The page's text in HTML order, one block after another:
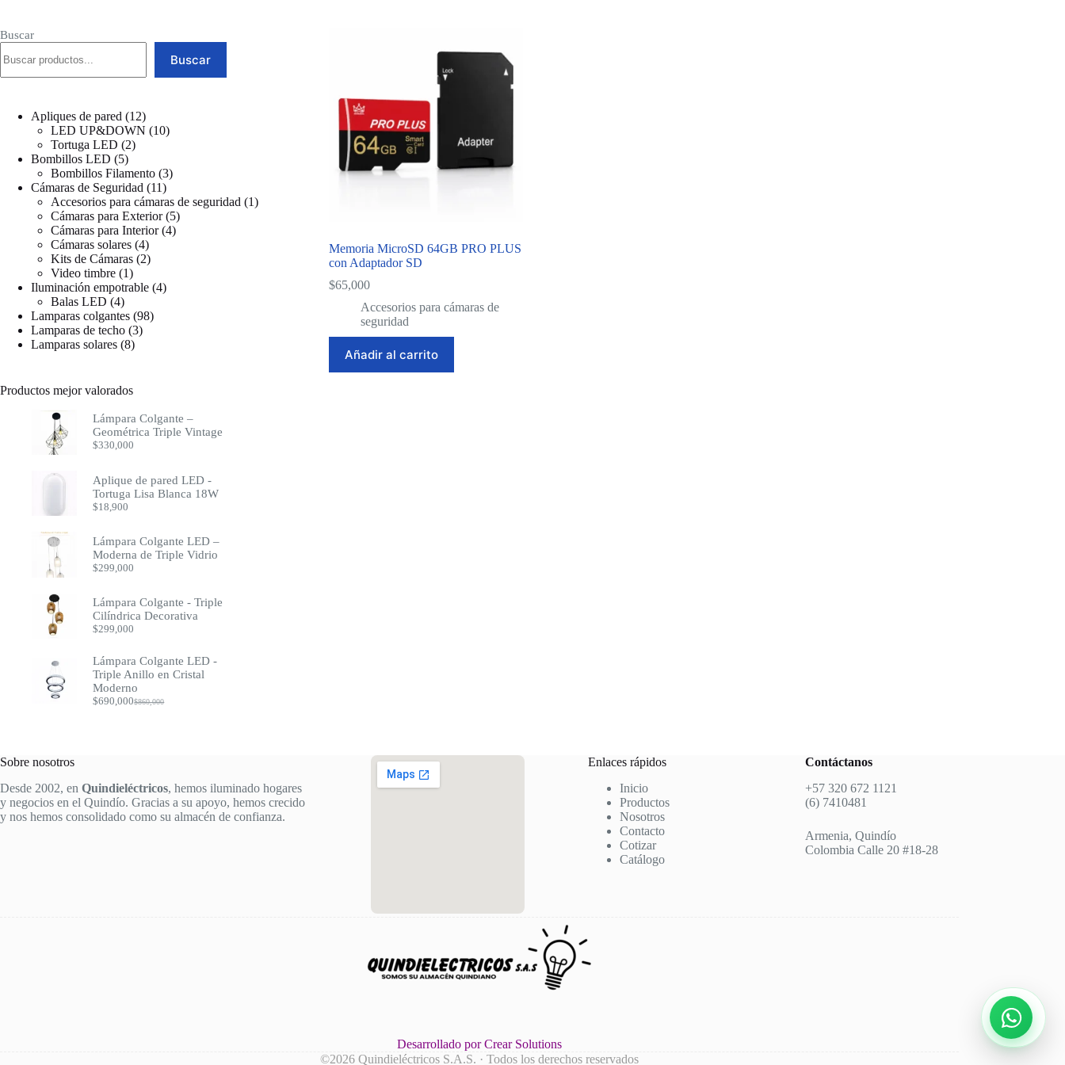
Memoria MicroSD 64GB PRO PLUS
con Adaptador SD
$65,000
Accesorios para cámaras de
seguridad
Añadir al carrito
Buscar
Buscar
Apliques de pared 1212
productos
LED UP&DOWN 1010
Tortuga LED 22
Bombillos LED 55
productos
Bombillos Filamento 33
Cámaras de Seguridad 1111
productos
Accesorios para cámaras de seguridad 11
Cámaras para Exterior 55
productos
Cámaras para Interior 44
Cámaras solares 44
productos
Kits de Cámaras 22
Video timbre 11
producto
Iluminación empotrable 44
Balas LED 44
productos
Lamparas colgantes 9898
Lamparas de techo 33
Lamparas solares 88
Productos mejor valorados
Lámpara Colgante –
Geométrica Triple Vintage
$330,000
Aplique de pared LED -
Tortuga Lisa Blanca 18W
$18,900
Lámpara Colgante LED –
Moderna de Triple Vidrio
$299,000
Lámpara Colgante - Triple
Cilíndrica Decorativa
$299,000
Lámpara Colgante LED -
Triple Anillo en Cristal
Moderno
$860,000
Original
$690,000Current
Sobre nosotros
Desde 2002, en Quindieléctricos, hemos iluminado hogares
y negocios en el Quindío. Gracias a su apoyo, hemos crecido
y nos hemos consolidado como su almacén de confianza.
Enlaces rápidos
Inicio
Productos
Nosotros
Contacto
Cotizar
Catálogo
Contáctanos
+57 320 672 1121
(6) 7410481
Armenia, Quindío
Colombia Calle 20 #18-28
Desarrollado por Crear Solutions
©2026 Quindieléctricos S.A.S. · Todos los derechos reservados